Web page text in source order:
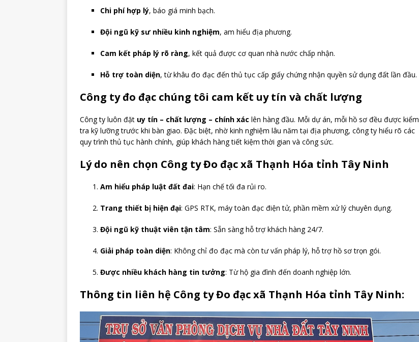
Chi phí hợp lý, báo giá minh bạch.
Đội ngũ kỹ sư nhiều kinh nghiệm, am hiểu địa phương.
Cam kết pháp lý rõ ràng, kết quả được cơ quan nhà nước chấp nhận.
Hỗ trợ toàn diện, từ khâu đo đạc đến thủ tục cấp giấy chứng nhận quyền sử dụng đất lần đầu.
Công ty đo đạc chúng tôi cam kết uy tín và chất lượng
Công ty luôn đặt uy tín – chất lượng – chính xác lên hàng đầu. Mỗi dự án, mỗi hồ sơ đều được kiểm
tra kỹ lưỡng trước khi bàn giao. Đặc biệt, nhờ kinh nghiệm lâu năm tại địa phương, công ty hiểu rõ các
quy trình thủ tục hành chính, giúp khách hàng tiết kiệm thời gian và công sức.
Lý do nên chọn Công ty Đo đạc xã Thạnh Hóa tỉnh Tây Ninh
Am hiểu pháp luật đất đai: Hạn chế tối đa rủi ro.
Trang thiết bị hiện đại: GPS RTK, máy toàn đạc điện tử, phần mềm xử lý chuyên dụng.
Đội ngũ kỹ thuật viên tận tâm: Sẵn sàng hỗ trợ khách hàng 24/7.
Giải pháp toàn diện: Không chỉ đo đạc mà còn tư vấn pháp lý, hỗ trợ hồ sơ trọn gói.
Được nhiều khách hàng tin tưởng: Từ hộ gia đình đến doanh nghiệp lớn.
Thông tin liên hệ Công ty Đo đạc xã Thạnh Hóa tỉnh Tây Ninh: